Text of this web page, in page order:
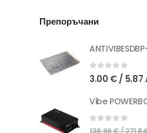
Препоръчани
0out of 5
3.00 €/ 5.87
Vibe
0out of 5
138.99€/